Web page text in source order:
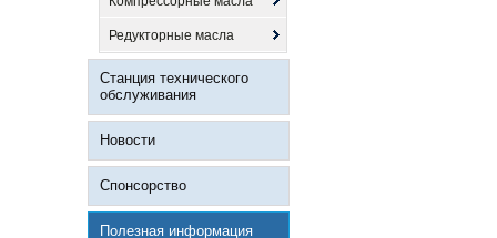
Редукторные масла
Станция технического
обслуживания
Новости
Спонсорство
Полезная информация